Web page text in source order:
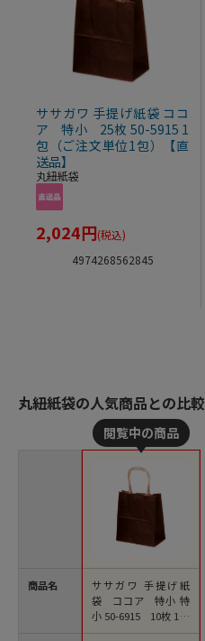
ササガワ 手提げ紙袋 ココ
ア 特小 25枚 50-5915 1
包（ご注文単位1包）【直
送品】
丸紐紙袋
2,024円(税込)
4974268562845
丸紐紙袋の人気商品との比較
商品名
ササガワ 手提げ紙
袋 ココア 特小 特
小 50-6915 10枚 1包
（ご注文単位1包）